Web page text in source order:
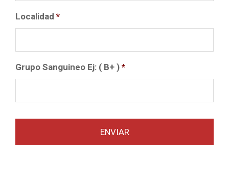
Localidad *
Grupo Sanguineo Ej: ( B+ ) *